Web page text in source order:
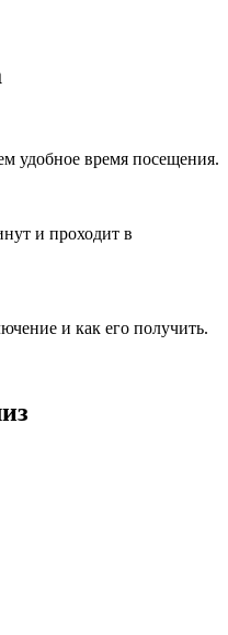
удобное время посещения.
и проходит в
и как его получить.